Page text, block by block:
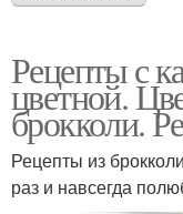
Рецепты с
цветной.
брокколи.
Рецепты из
раз и навсегда